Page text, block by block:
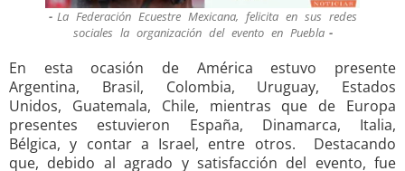
La Federación Ecuestre Mexicana, felicita en sus redes
sociales la organización del evento en Puebla
En esta ocasión de América estuvo presente
Argentina, Brasil, Colombia, Uruguay, Estados
Unidos, Guatemala, Chile, mientras que de Europa
presentes estuvieron España, Dinamarca, Italia,
Bélgica, y contar a Israel, entre otros. Destacando
que, debido al agrado y satisfacción del evento, fue